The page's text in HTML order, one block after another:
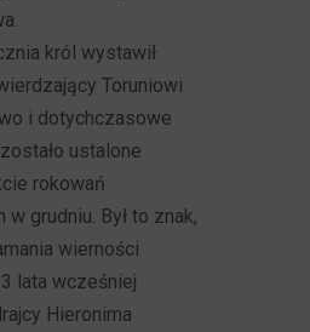
król wystawił
Toruniowi
i dotychczasowe
ustalone
rokowań
w grudniu. Był to znak,
wierności
lata wcześniej
Hieronima